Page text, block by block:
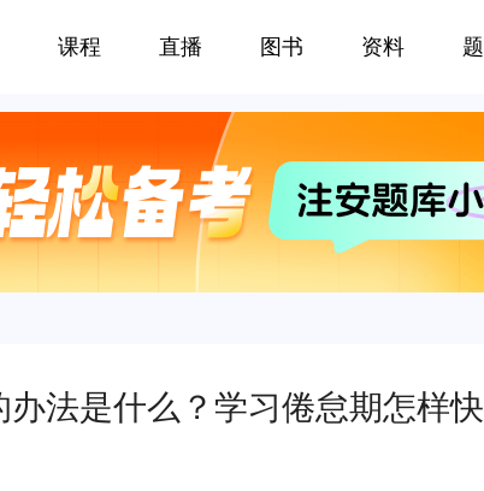
课程 直播 图书 资料
法是什么？学习倦怠期怎样